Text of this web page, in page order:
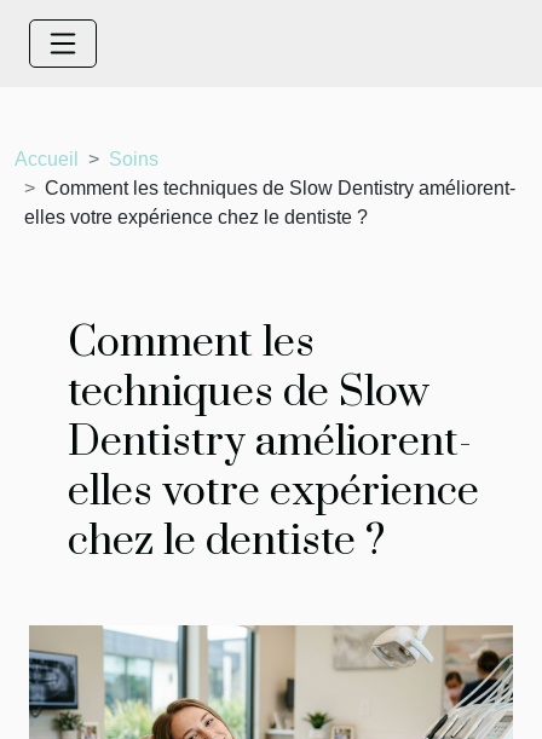
Accueil
Soins
Comment les techniques de Slow Dentistry améliorent-
elles votre expérience chez le dentiste ?
Comment les
techniques de Slow
Dentistry améliorent-
elles votre expérience
chez le dentiste ?